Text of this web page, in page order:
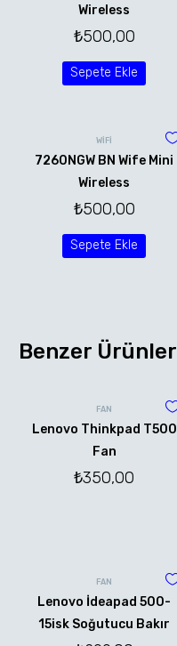
Wireless
₺500,00
Sepete Ekle
WİFİ
7260NGW BN Wife Mini
Wireless
₺500,00
Sepete Ekle
Benzer Ürünler
FAN
Lenovo Thinkpad T500
Fan
₺350,00
FAN
Lenovo İdeapad 500-
15isk Soğutucu Bakır